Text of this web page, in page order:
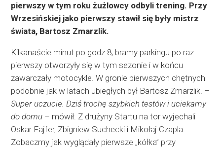
pierwszy w tym roku żużlowcy odbyli trening. Przy
Wrzesińskiej jako pierwszy stawił się były mistrz
świata, Bartosz Zmarzlik.
Kilkanaście minut po godz.8, bramy parkingu po raz
pierwszy otworzyły się w tym sezonie i w końcu
zawarczały motocykle. W gronie pierwszych chętnych
podobnie jak w latach ubiegłych był Bartosz Zmarzlik. –
Super uczucie. Dziś trochę szybkich testów i uciekamy
do domu – mówił. Z drużyny Startu na tor wyjechali
Oskar Fajfer, Zbigniew Suchecki i Mikołaj Czapla.
Zobaczmy jak wyglądały pierwsze „kółka” przy